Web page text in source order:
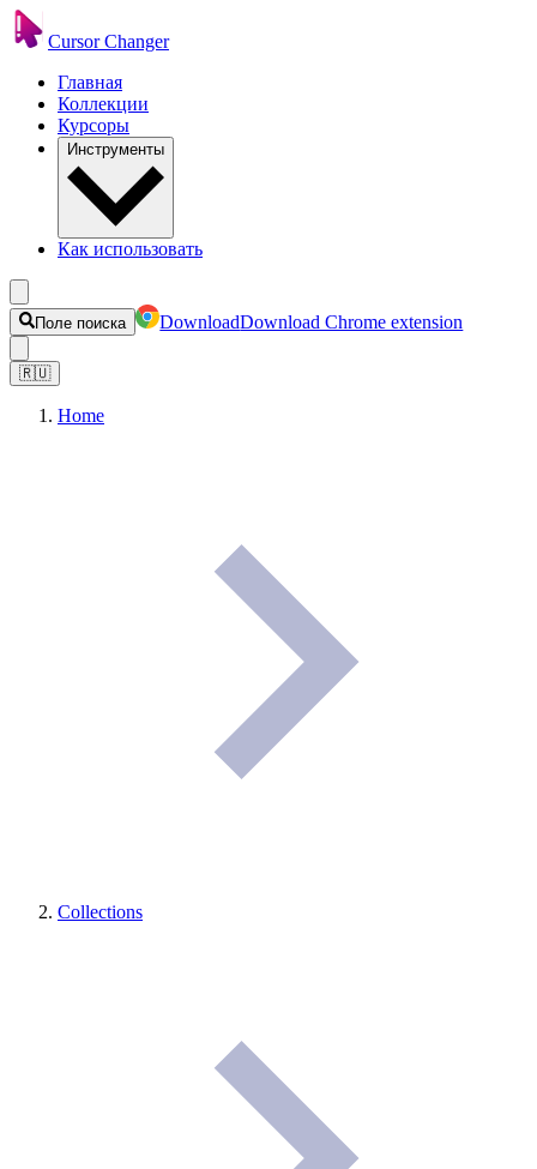
Cursor Changer
Главная
Коллекции
Курсоры
Инструменты
Как использовать
Поле поиска DownloadDownload Chrome extension
🇷🇺
Home
Collections